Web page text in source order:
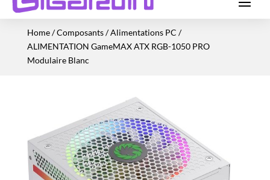
Home/Composants/Alimentations PC /
ALIMENTATION GameMAX ATX RGB-1050 PRO
Modulaire Blanc
Ordinateurs
Portables
Ordinateurs
Processeur
Graphique
Mémoire
Cartes
mères
Ecrans
Serveur
NAS
Serveurs
Onduleurs
SmartphonesLogiciels